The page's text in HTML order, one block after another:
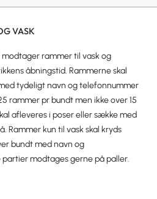
VASK
rammer til vask og
åbningstid. Rammerne skal
tydeligt navn og telefonnummer
rammer pr bundt men ikke over 15
afleveres i poser eller sække med
Rammer kun til vask skal kryds
bundt med navn og
modtages gerne på paller.